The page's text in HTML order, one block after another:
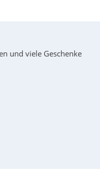
und viele Geschenke